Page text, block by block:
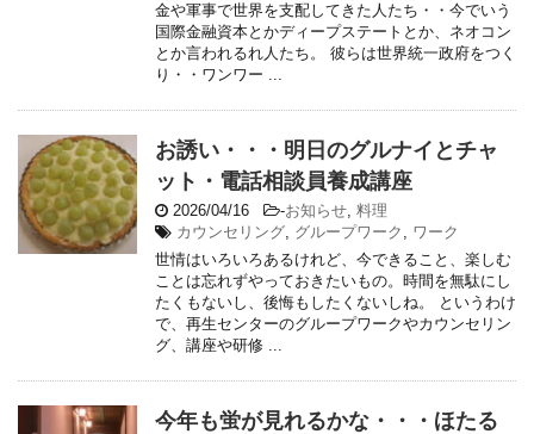
金や軍事で世界を支配してきた人たち・・今でいう
国際金融資本とかディープステートとか、ネオコン
とか言われるれ人たち。 彼らは世界統一政府をつく
り・・ワンワー ...
お誘い・・・明日のグルナイとチャ
ット・電話相談員養成講座
2026/04/16 -お知らせ, 料理
カウンセリング, グループワーク , ワーク
世情はいろいろあるけれど、今できること、楽しむ
ことは忘れずやっておきたいもの。時間を無駄にし
たくもないし、後悔もしたくないしね。 というわけ
で、再生センターのグループワークやカウンセリン
グ、講座や研修 ...
今年も蛍が見れるかな・・・ほたる